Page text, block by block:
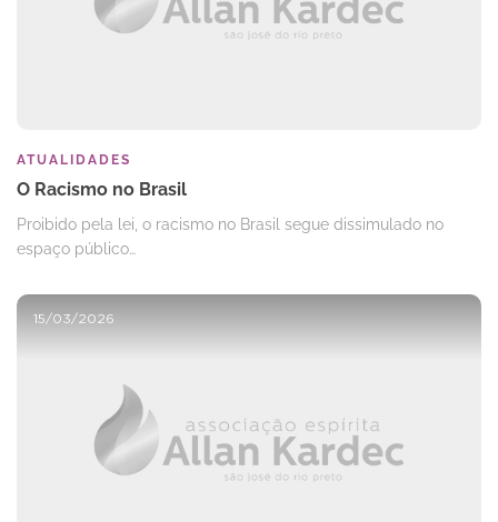
ATUALIDADES
O Racismo no Brasil
Proibido pela lei, o racismo no Brasil segue dissimulado no
espaço público…
15/03/2026